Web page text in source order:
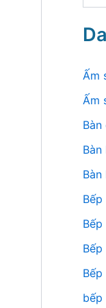
k
m
:Ấm
Ấm
Bàn
Bếp
bếp